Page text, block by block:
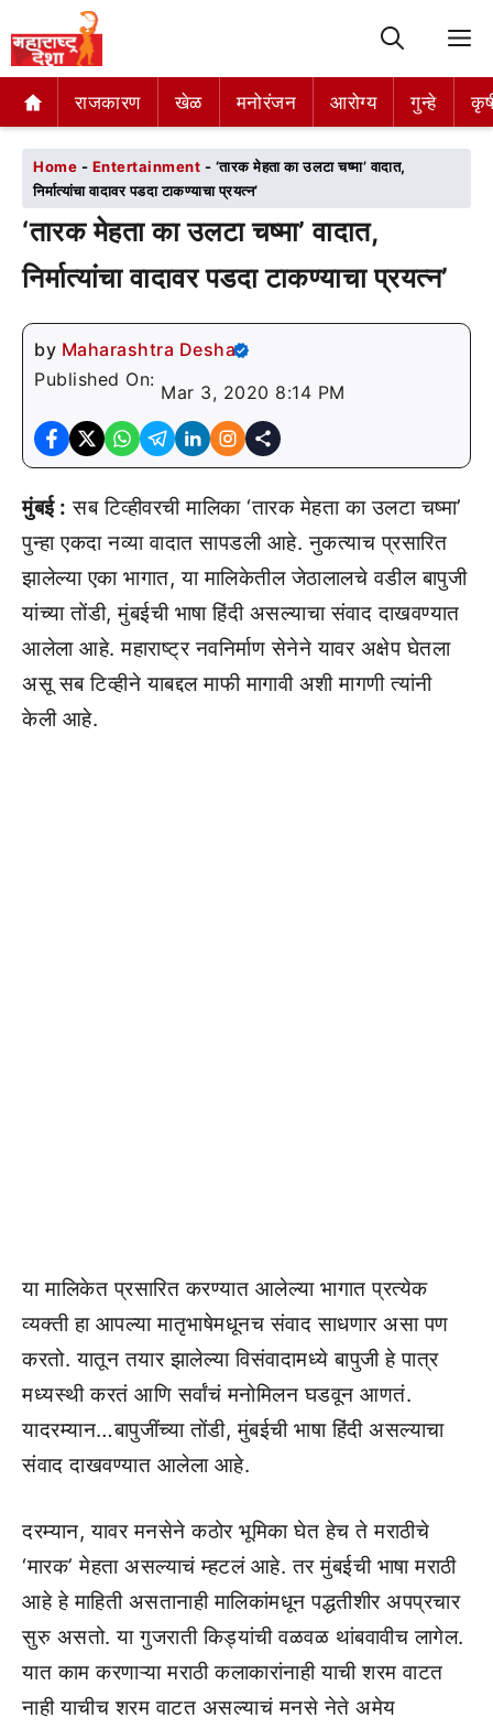
राजकारण खेळ मनोरंजन आरोग्य गुन्हे
राजकारण खेळ मनोरंजन आरोग्य गुन्हे
Home - Entertainment - ‘तारक मेहता का उलटा चष्मा’ वादात,
निर्मात्यांचा वादावर पडदा टाकण्याचा प्रयत्न’
‘तारक मेहता का उलटा चष्मा’ वादात,
निर्मात्यांचा वादावर पडदा टाकण्याचा प्रयत्न’
by Maharashtra Desha
Published On:
Mar 3, 2020 8:14 PM
मुंबई : सब टिव्हीवरची मालिका ‘तारक मेहता का उलटा चष्मा’
पुन्हा एकदा नव्या वादात सापडली आहे. नुकत्याच प्रसारित
झालेल्या एका भागात, या मालिकेतील जेठालालचे वडील बापुजी
यांच्या तोंडी, मुंबईची भाषा हिंदी असल्याचा संवाद दाखवण्यात
आलेला आहे. महाराष्ट्र नवनिर्माण सेनेने यावर अक्षेप घेतला
असू सब टिव्हीने याबद्दल माफी मागावी अशी मागणी त्यांनी
केली आहे.
या मालिकेत प्रसारित करण्यात आलेल्या भागात प्रत्येक
व्यक्ती हा आपल्या मातृभाषेमधूनच संवाद साधणार असा पण
करतो. यातून तयार झालेल्या विसंवादामध्ये बापुजी हे पात्र
मध्यस्थी करतं आणि सर्वांचं मनोमिलन घडवून आणतं.
यादरम्यान…बापुजींच्या तोंडी, मुंबईची भाषा हिंदी असल्याचा
संवाद दाखवण्यात आलेला आहे.
दरम्यान, यावर मनसेने कठोर भूमिका घेत हेच ते मराठीचे
‘मारक’ मेहता असल्याचं म्हटलं आहे. तर मुंबईची भाषा मराठी
आहे हे माहिती असतानाही मालिकांमधून पद्धतीशीर अपप्रचार
सुरु असतो. या गुजराती किड्यांची वळवळ थांबवावीच लागेल.
यात काम करणाऱ्या मराठी कलाकारांनाही याची शरम वाटत
नाही याचीच शरम वाटत असल्याचं मनसे नेते अमेय